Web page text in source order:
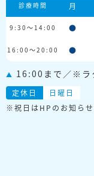
診療時間 月
9:30～14:00 ●
16:00～20:00 ●
▲ 16:00まで／※ラ
定休日
日曜日
※祝日はHPのお知ら